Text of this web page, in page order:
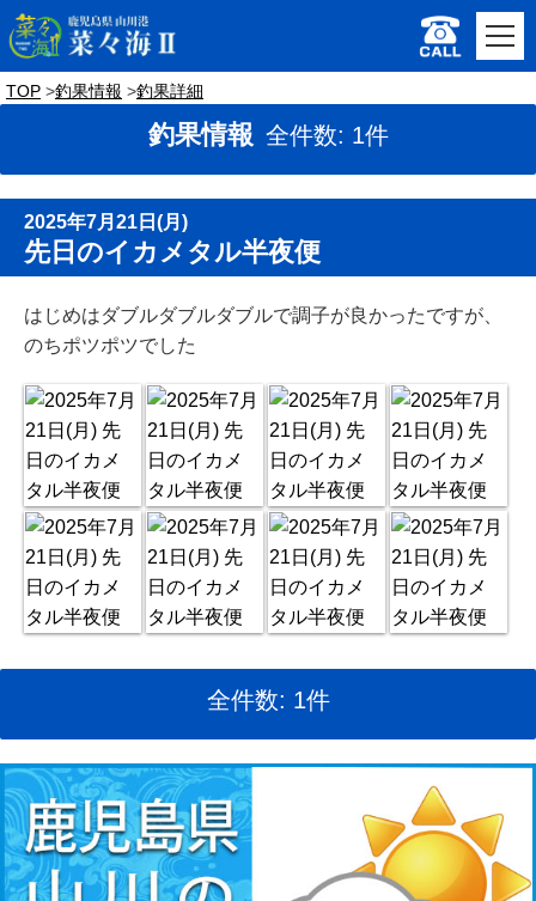
TOP 釣果情報 釣果詳細
釣果情報 全件数: 1件
2025年7月21日(月)
先日のイカメタル半夜便
はじめはダブルダブルダブルで調子が良かったですが、
のちポツポツでした
全件数: 1件